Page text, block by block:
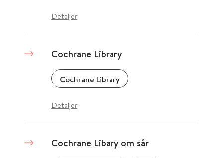
Detaljer
Cochrane Library
Cochrane Library
Detaljer
Cochrane Libary om sår